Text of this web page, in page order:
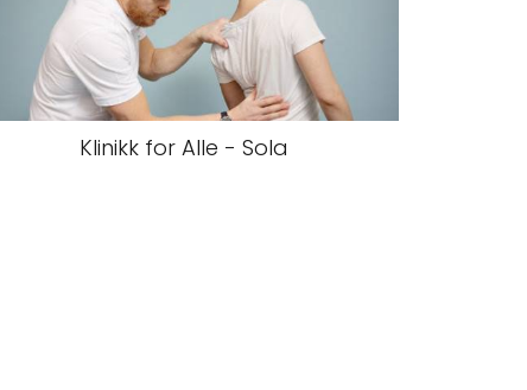
Klinikk for Alle - Sola